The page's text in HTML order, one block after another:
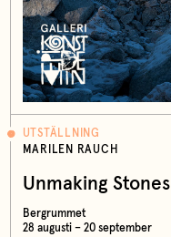
UTSTÄLLNING
MARILEN RAUCH
Unmaking Stones
Bergrummet
28 augusti – 20 september